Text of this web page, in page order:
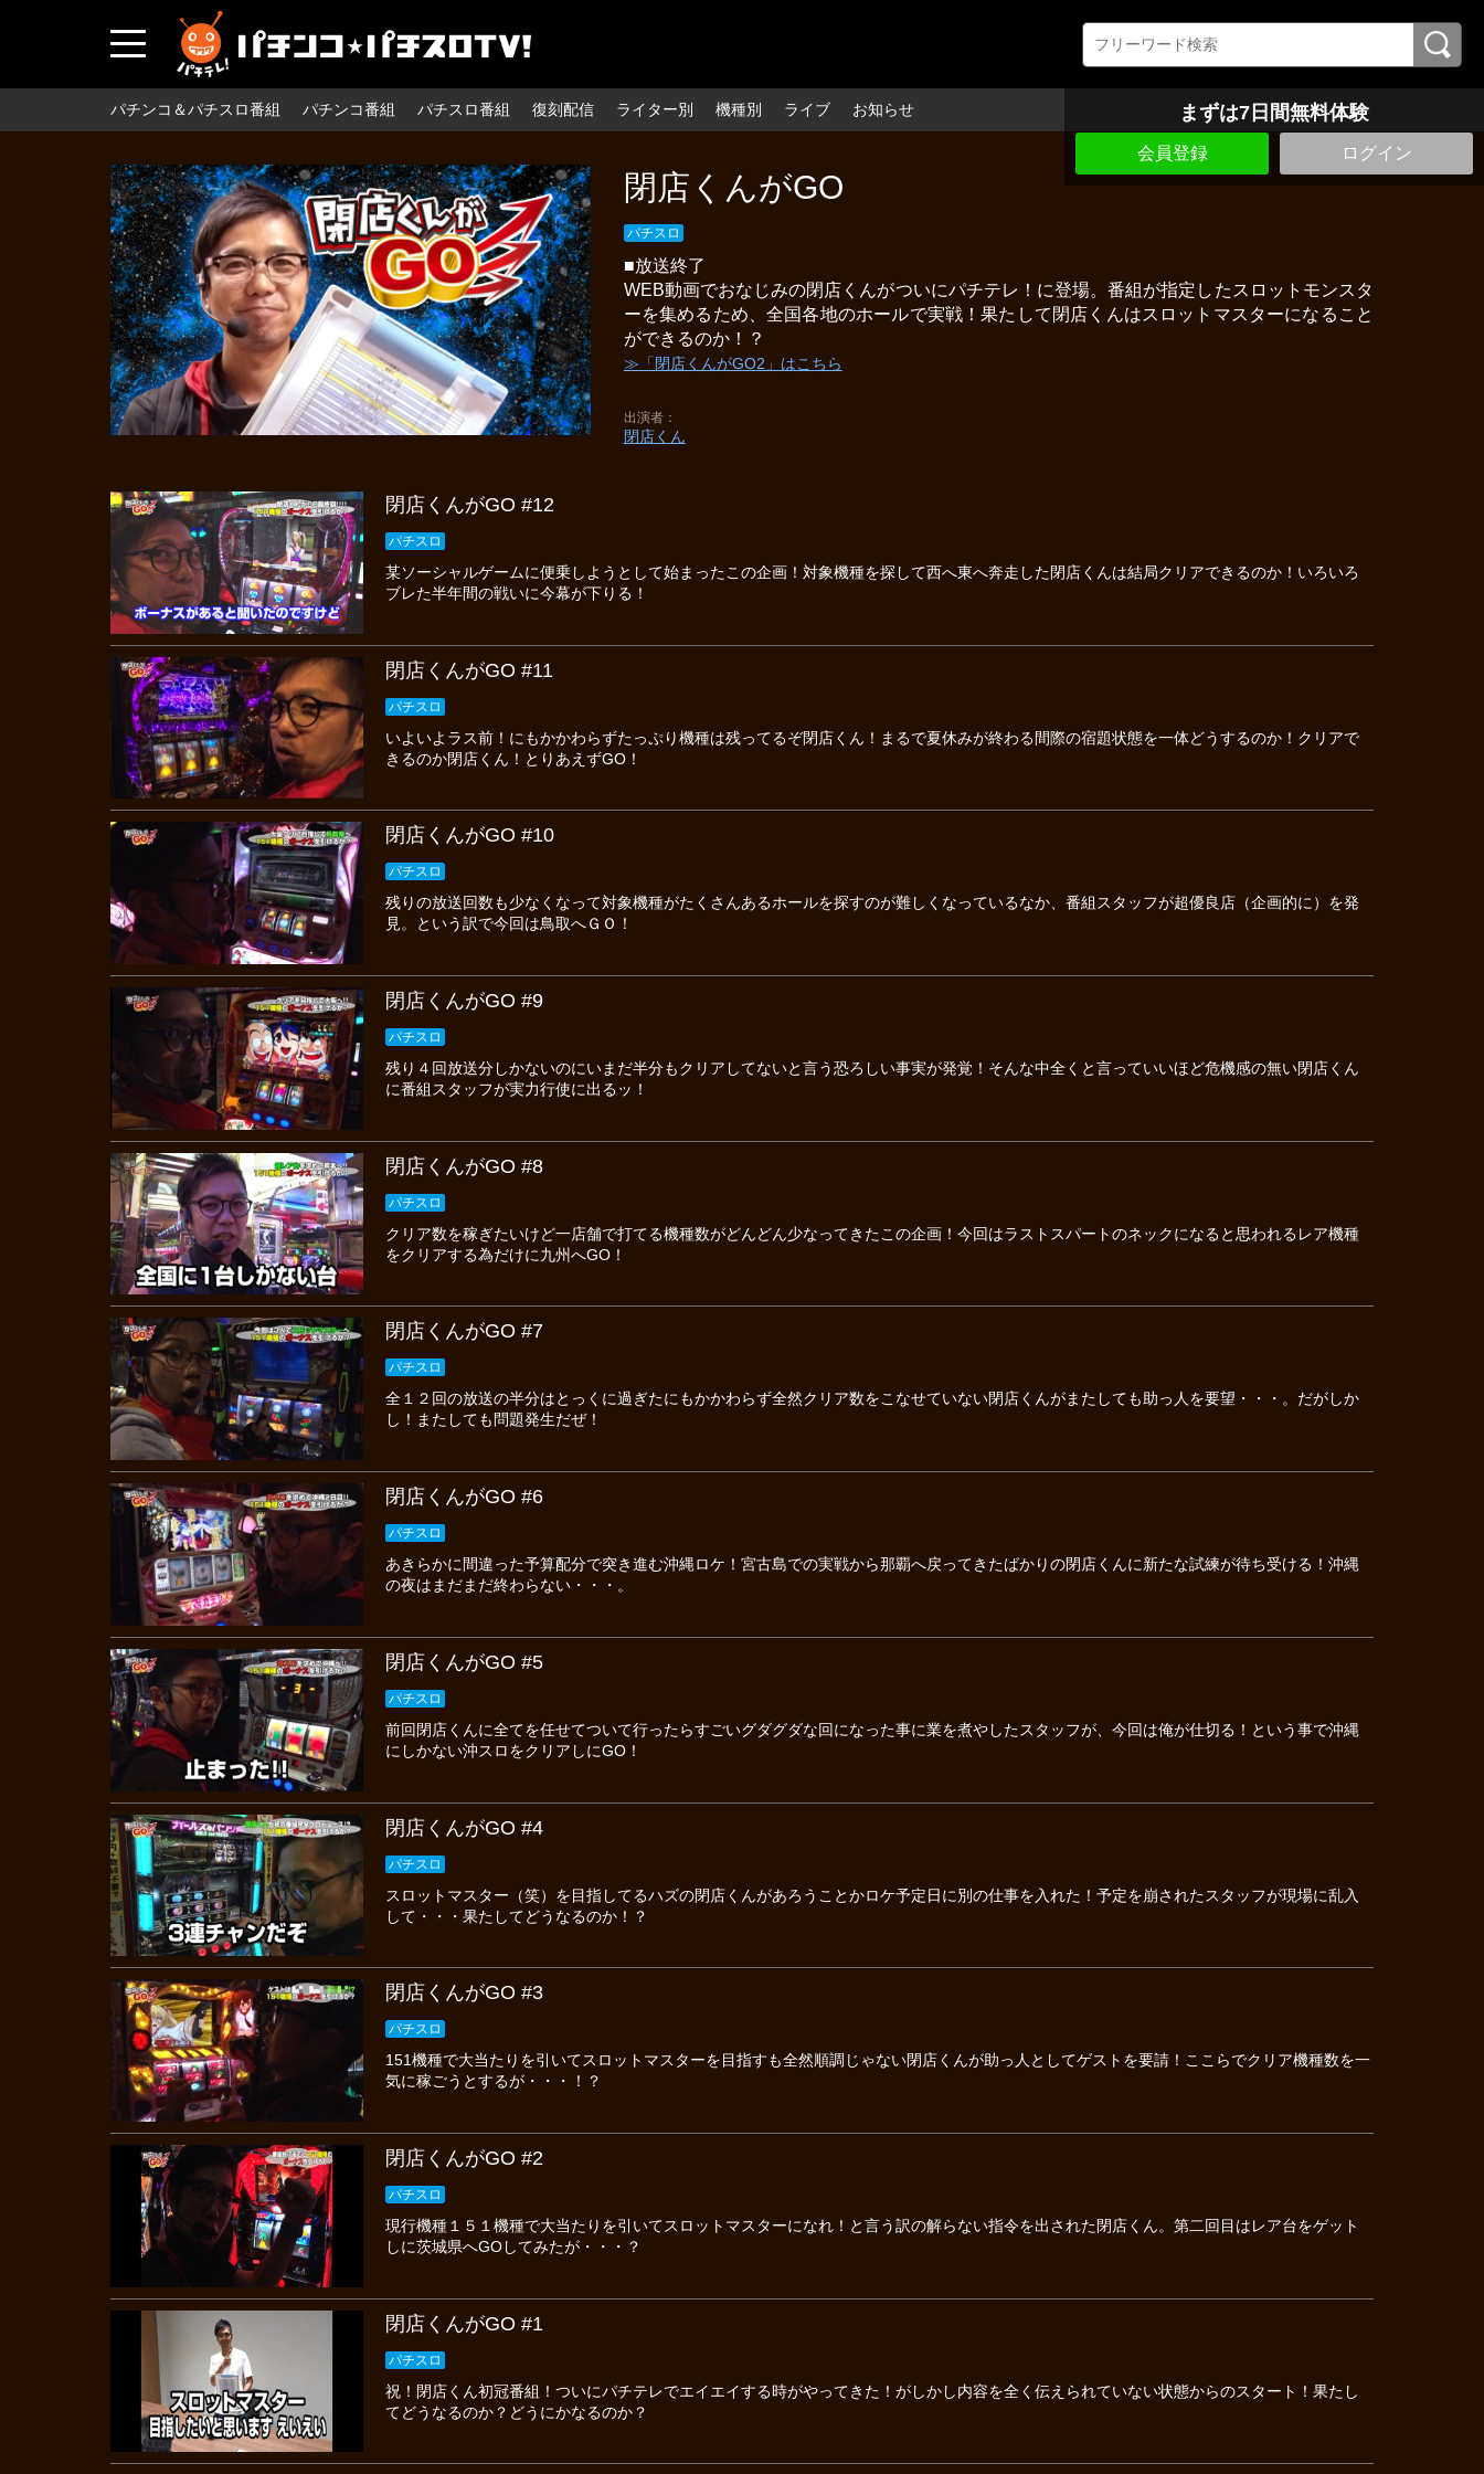
パチンコ＆パチスロ番組 パチンコ番組 パチスロ番組 復刻配信 ライター別 機種別 ライブ お知らせ まずは7日間無料体験
会員登録 ログイン
閉店くんがGO
パチスロ
■放送終了
WEB動画でおなじみの閉店くんがついにパチテレ！に登場。番組が指定したスロットモンスタ
ーを集めるため、全国各地のホールで実戦！果たして閉店くんはスロットマスターになること
ができるのか！？
≫「閉店くんがGO2」はこちら
出演者
閉店くん
閉店くんがGO #12
パチスロ
某ソーシャルゲームに便乗しようとして始まったこの企画！対象機種を探して西へ東へ奔走した閉店くんは結局クリアできるのか！いろいろ
ブレた半年間の戦いに今幕が下りる！
閉店くんがGO #11
パチスロ
いよいよラス前！にもかかわらずたっぷり機種は残ってるぞ閉店くん！まるで夏休みが終わる間際の宿題状態を一体どうするのか！クリアで
きるのか閉店くん！とりあえずGO！
閉店くんがGO #10
パチスロ
残りの放送回数も少なくなって対象機種がたくさんあるホールを探すのが難しくなっているなか、番組スタッフが超優良店（企画的に）を発
見。という訳で今回は鳥取へＧＯ！
閉店くんがGO #9
パチスロ
残り４回放送分しかないのにいまだ半分もクリアしてないと言う恐ろしい事実が発覚！そんな中全くと言っていいほど危機感の無い閉店くん
に番組スタッフが実力行使に出るッ！
閉店くんがGO #8
パチスロ
クリア数を稼ぎたいけど一店舗で打てる機種数がどんどん少なってきたこの企画！今回はラストスパートのネックになると思われるレア機種
をクリアする為だけに九州へGO！
閉店くんがGO #7
パチスロ
全１２回の放送の半分はとっくに過ぎたにもかかわらず全然クリア数をこなせていない閉店くんがまたしても助っ人を要望・・・。だがしか
し！またしても問題発生だぜ！
閉店くんがGO #6
パチスロ
あきらかに間違った予算配分で突き進む沖縄ロケ！宮古島での実戦から那覇へ戻ってきたばかりの閉店くんに新たな試練が待ち受ける！沖縄
の夜はまだまだ終わらない・・・。
閉店くんがGO #5
パチスロ
前回閉店くんに全てを任せてついて行ったらすごいグダグダな回になった事に業を煮やしたスタッフが、今回は俺が仕切る！という事で沖縄
にしかない沖スロをクリアしにGO！
閉店くんがGO #4
パチスロ
スロットマスター（笑）を目指してるハズの閉店くんがあろうことかロケ予定日に別の仕事を入れた！予定を崩されたスタッフが現場に乱入
して・・・果たしてどうなるのか！？
閉店くんがGO #3
パチスロ
151機種で大当たりを引いてスロットマスターを目指すも全然順調じゃない閉店くんが助っ人としてゲストを要請！ここらでクリア機種数を一
気に稼ごうとするが・・・！？
閉店くんがGO #2
パチスロ
現行機種１５１機種で大当たりを引いてスロットマスターになれ！と言う訳の解らない指令を出された閉店くん。第二回目はレア台をゲット
しに茨城県へGOしてみたが・・・？
閉店くんがGO #1
パチスロ
祝！閉店くん初冠番組！ついにパチテレでエイエイする時がやってきた！がしかし内容を全く伝えられていない状態からのスタート！果たし
てどうなるのか？どうにかなるのか？